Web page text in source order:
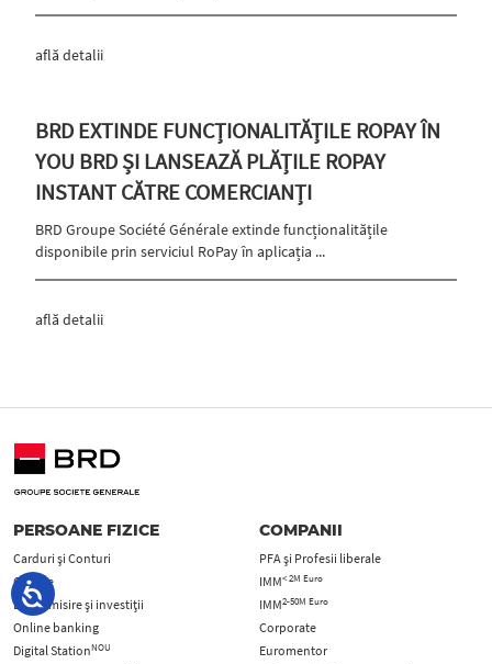
află detalii
BRD EXTINDE FUNCȚIONALITĂȚILE ROPAY ÎN
YOU BRD ȘI LANSEAZĂ PLĂȚILE ROPAY
INSTANT CĂTRE COMERCIANȚI
BRD Groupe Société Générale extinde funcționalitățile
disponibile prin serviciul RoPay în aplicația ...
află detalii
PERSOANE FIZICE
Carduri şi Conturi
Credite
Economisire și investiții
Online banking
Digital StationNOU
COMPANII
PFA şi Profesii liberale
IMM< 2M Euro
IMM2-50M Euro
Corporate
Euromentor